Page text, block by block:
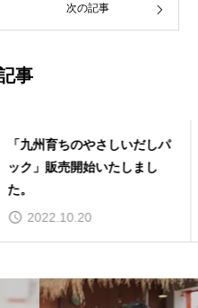
次の記事
事
「白いほしいもシロタくん」
発売のお知らせ
2025.02.18